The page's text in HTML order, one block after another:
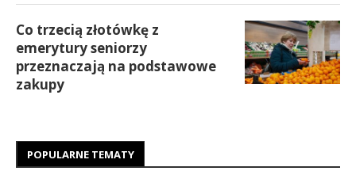
Co trzecią złotówkę z
emerytury seniorzy
przeznaczają na podstawowe
zakupy
POPULARNE TEMATY